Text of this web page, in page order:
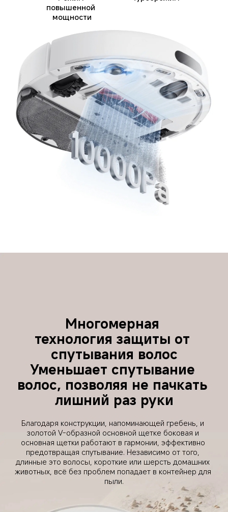
повышенной
мощности
Многомерная
технология защиты от
спутывания волос
Уменьшает спутывание
волос, позволяя не пачкать
лишний раз руки
Благодаря конструкции, напоминающей гребень, и
золотой V-образной основной щетке боковая и
основная щетки работают в гармонии, эффективно
предотвращая спутывание. Независимо от того,
длинные это волосы, короткие или шерсть домашних
животных, всё без проблем попадает в контейнер для
пыли.